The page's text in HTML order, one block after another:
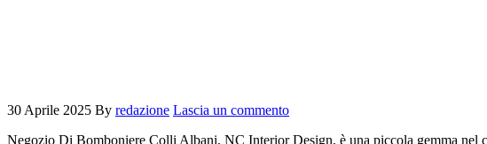
30 Aprile 2025 By redazione Lascia un commento
Negozio Di Bomboniere Colli Albani, NC Interior Design, è una piccola gemma nel